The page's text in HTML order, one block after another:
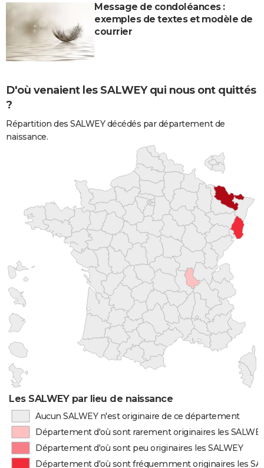
Message de condoléances :
exemples de textes et modèle de
courrier
D'où venaient les SALWEY qui nous ont quittés
?
Répartition des SALWEY décédés par département de
naissance.
Les SALWEY par lieu de naissance
Aucun SALWEY n'est originaire de ce département
Département d'où sont rarement originaires les
Département d'où sont peu originaires les SALWEY
Département d'où sont fréquemment originaires les